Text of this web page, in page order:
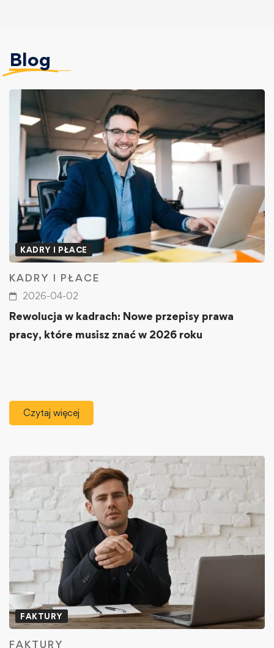
Blog
KADRY I PŁACE
KADRY I PŁACE
2026-04-02
Rewolucja w kadrach: Nowe przepisy prawa
pracy, które musisz znać w 2026 roku
Czytaj więcej
FAKTURY
FAKTURY